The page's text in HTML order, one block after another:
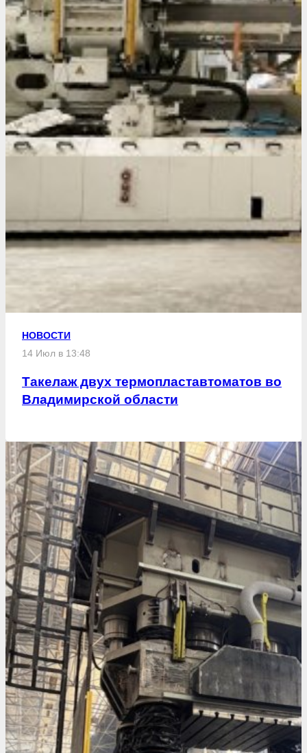
НОВОСТИ
14 Июл в 13:48
Такелаж двух термопластавтоматов во
Владимирской области